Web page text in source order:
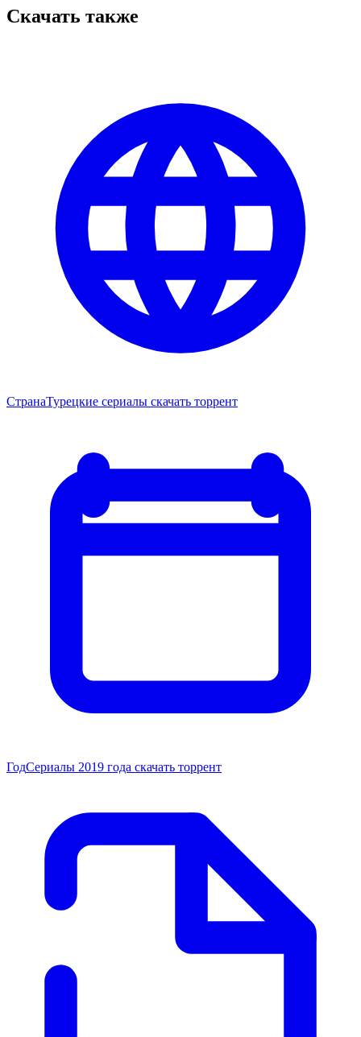
Скачать также
СтранаТурецкие сериалы скачать торрент
ГодСериалы 2019 года скачать торрент